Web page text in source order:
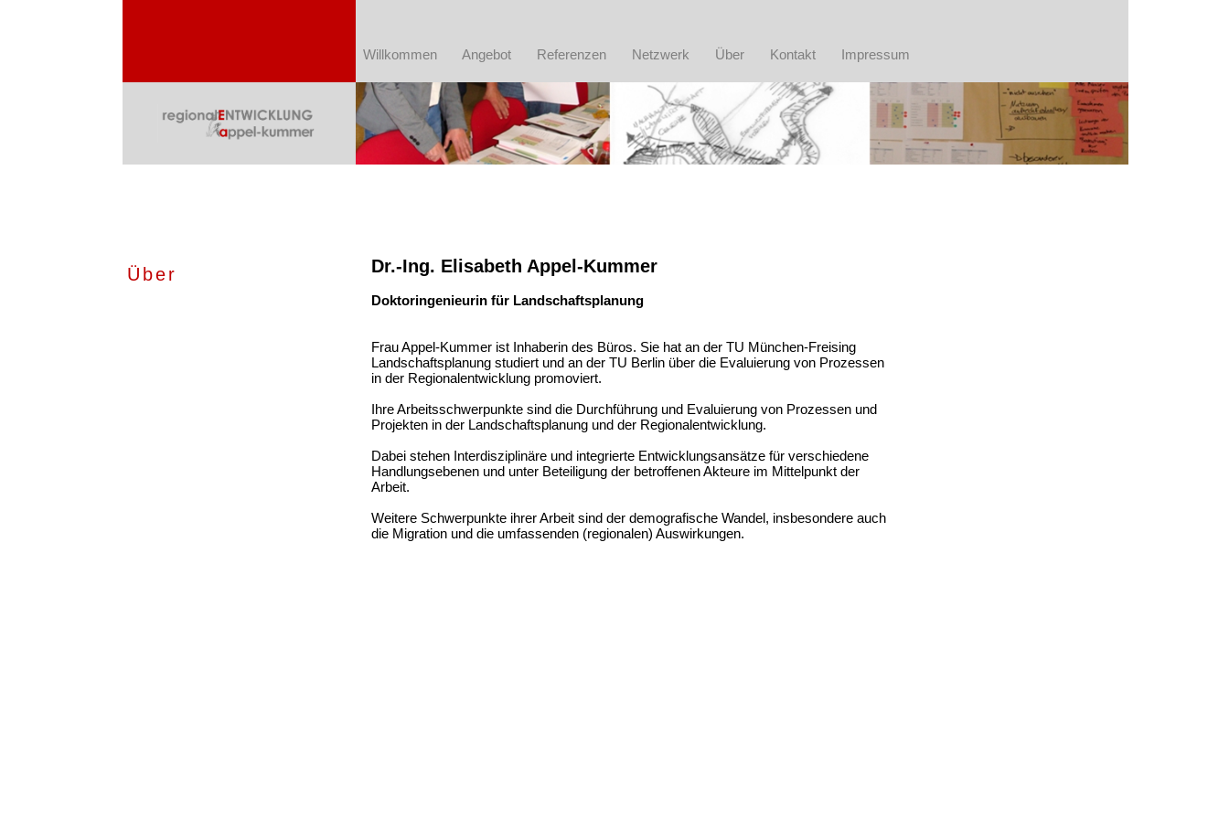
Willkommen Angebot Referenzen Netzwerk Über Kontakt Impressum
Über Dr.-Ing. Elisabeth Appel-Kummer
Doktoringenieurin für Landschaftsplanung
Frau Appel-Kummer ist Inhaberin des Büros. Sie hat an der TU München-Freising
Landschaftsplanung studiert und an der TU Berlin über die Evaluierung von Prozessen
in der Regionalentwicklung promoviert.
Ihre Arbeitsschwerpunkte sind die Durchführung und Evaluierung von Prozessen und
Projekten in der Landschaftsplanung und der Regionalentwicklung.
Dabei stehen Interdisziplinäre und integrierte Entwicklungsansätze für verschiedene
Handlungsebenen und unter Beteiligung der betroffenen Akteure im Mittelpunkt der
Arbeit.
Weitere Schwerpunkte ihrer Arbeit sind der demografische Wandel, insbesondere auch
die Migration und die umfassenden (regionalen) Auswirkungen.